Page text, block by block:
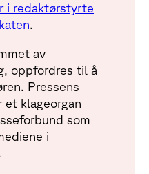
i redaktørstyrte
.
av
oppfordres til å
Pressens
et klageorgan
som
i